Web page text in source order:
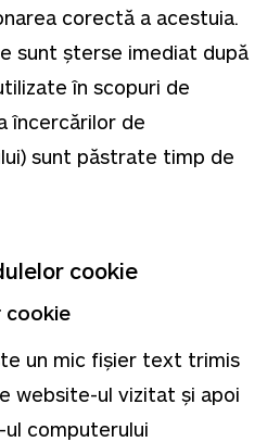
corectă a acestuia.
sunt șterse imediat după
în scopuri de
încercărilor de
sunt păstrate timp de
cookie
cookie
un mic fișier text trimis
website-ul vizitat și apoi
computerului